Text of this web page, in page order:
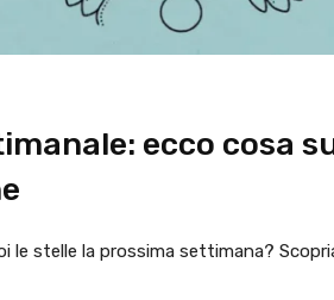
ecco cosa
le stelle la prossima settimana?